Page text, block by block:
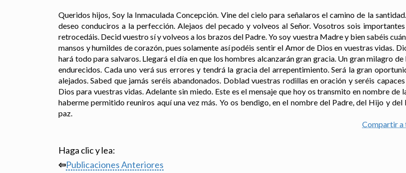
Queridos hijos, Soy la Inmaculada Concepción. Vine del cielo para señalaros el camino de la
deseo conduciros a la perfección. Alejaos del pecado y volveos al Señor. Vosotros sois
retrocedáis. Decid vuestro sí y volveos a los brazos del Padre. Yo soy vuestra Madre y bien sabéis
mansos y humildes de corazón, pues solamente así podéis sentir el Amor de Dios en vuestras vidas.
hará todo para salvaros. Llegará el día en que los hombres alcanzarán gran gracia. Un gran milagro
endurecidos. Cada uno verá sus errores y tendrá la gracia del arrepentimiento. Será la gran
alejados. Sabed que jamás seréis abandonados. Doblad vuestras rodillas en oración y seréis
Dios para vuestras vidas. Adelante sin miedo. Este es el mensaje que hoy os transmito en nombre de
haberme permitido reuniros aquí una vez más. Yo os bendigo, en el nombre del Padre, del Hijo y del
paz.
Compartir a
Haga clic y lea:
⇦Publicaciones Anteriores